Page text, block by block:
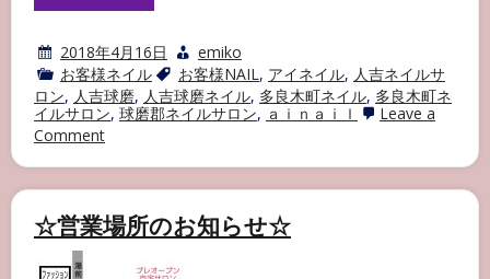
2018年4月16日
emiko
お客様ネイル
お客様NAIL , アイネイル, 人吉ネイルサ
ロン, 人吉球磨, 人吉球磨ネイル, 多良木町ネイル, 多良木町ネ
イルサロン, 球磨郡ネイルサロン, ａｉｎａｉｌ
Leave a
Commenton
良
木
ネ
イ
☆営業場所のお知らせ☆